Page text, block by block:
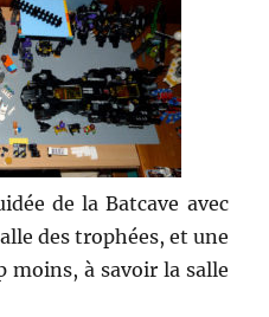
de la Batcave avec
des trophées, et une
moins, à savoir la salle